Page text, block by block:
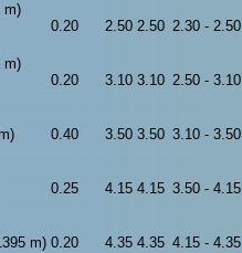
m)
0.20 2.50 2.50 2.30 - 2.50
m)
0.20 3.10 3.10 2.50 - 3.10
0.40 3.50 3.50 3.10 - 3.50
0.25 4.15 4.15 3.50 - 4.15
m) 0.20 4.35 4.35 4.15 - 4.35